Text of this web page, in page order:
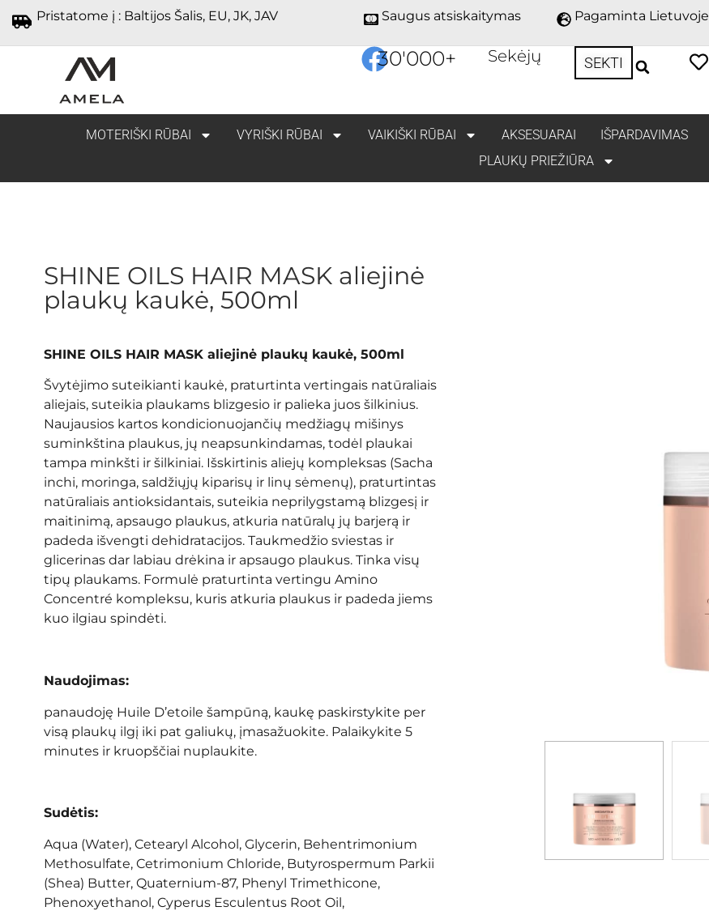
Pristatome į : Baltijos Šalis, EU, JK, JAV Saugus atsiskaitymas Pagaminta Lietuvoje
30'000+ Sekėjų SEKTI
MOTERIŠKI RŪBAI VYRIŠKI RŪBAI VAIKIŠKI RŪBAI AKSESUARAI IŠPARDAVIMAS
PLAUKŲ PRIEŽIŪRA
SHINE OILS HAIR MASK aliejinė
plaukų kaukė, 500ml
SHINE OILS HAIR MASK aliejinė plaukų kaukė, 500ml
Švytėjimo suteikianti kaukė, praturtinta vertingais natūraliais
aliejais, suteikia plaukams blizgesio ir palieka juos šilkinius.
Naujausios kartos kondicionuojančių medžiagų mišinys
suminkština plaukus, jų neapsunkindamas, todėl plaukai
tampa minkšti ir šilkiniai. Išskirtinis aliejų kompleksas (Sacha
inchi, moringa, saldžiųjų kiparisų ir linų sėmenų), praturtintas
natūraliais antioksidantais, suteikia neprilygstamą blizgesį ir
maitinimą, apsaugo plaukus, atkuria natūralų jų barjerą ir
padeda išvengti dehidratacijos. Taukmedžio sviestas ir
glicerinas dar labiau drėkina ir apsaugo plaukus. Tinka visų
tipų plaukams. Formulė praturtinta vertingu Amino
Concentré kompleksu, kuris atkuria plaukus ir padeda jiems
kuo ilgiau spindėti.
Naudojimas:
panaudoję Huile D’etoile šampūną, kaukę paskirstykite per
visą plaukų ilgį iki pat galiukų, įmasažuokite. Palaikykite 5
minutes ir kruopščiai nuplaukite.
Sudėtis:
Aqua (Water), Cetearyl Alcohol, Glycerin, Behentrimonium
Methosulfate, Cetrimonium Chloride, Butyrospermum Parkii
(Shea) Butter, Quaternium-87, Phenyl Trimethicone,
Phenoxyethanol, Cyperus Esculentus Root Oil,